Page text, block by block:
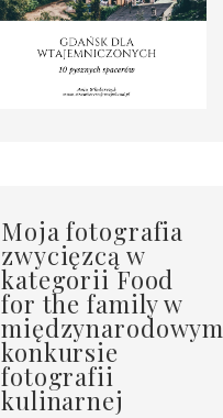
Moja fotografia
zwycięzcą w
kategorii Food
for the family w
międzynarodowym
konkursie
fotografii
kulinarnej